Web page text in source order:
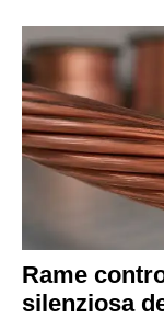
Rame
silenziosa